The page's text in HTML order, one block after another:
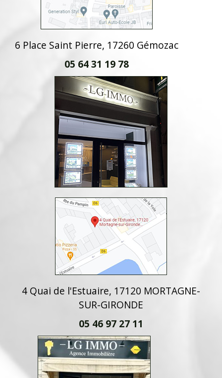
6 Place Saint Pierre, 17260 Gémozac
05 64 31 19 78
4 Quai de l'Estuaire, 17120 MORTAGNE-
SUR-GIRONDE
05 46 97 27 11